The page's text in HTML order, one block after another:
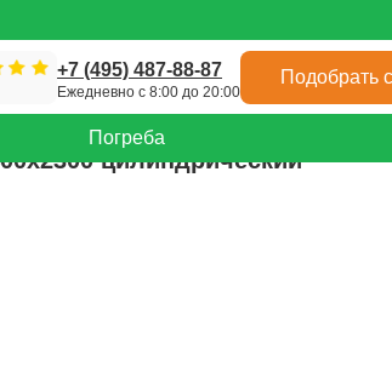
+7 (495) 487-88-87
Ежедневно с 8:00 до 20:00
Подобрать
Погреба
цилиндрический